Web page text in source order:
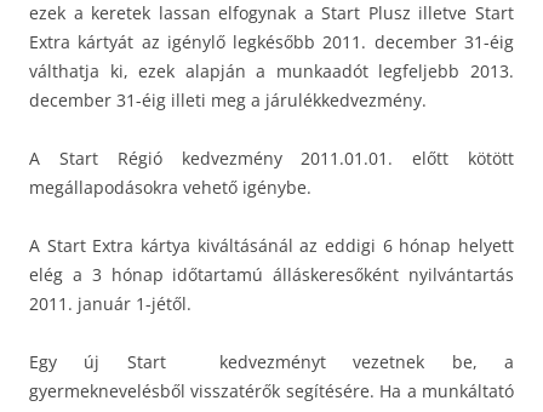
ezek a keretek lassan elfogynak a Start Plusz illetve Start
Extra kártyát az igénylő legkésőbb 2011. december 31-éig
válthatja ki, ezek alapján a munkaadót legfeljebb 2013.
december 31-éig illeti meg a járulékkedvezmény.
A Start Régió kedvezmény 2011.01.01. előtt kötött
megállapodásokra vehető igénybe.
A Start Extra kártya kiváltásánál az eddigi 6 hónap helyett
elég a 3 hónap időtartamú álláskeresőként nyilvántartás
2011. január 1-jétől.
Egy új Start kedvezményt vezetnek be, a
gyermeknevelésből visszatérők segítésére. Ha a munkáltató